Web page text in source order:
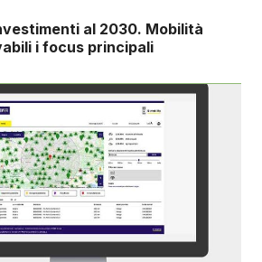
al 2030. Mobilità
i focus principali